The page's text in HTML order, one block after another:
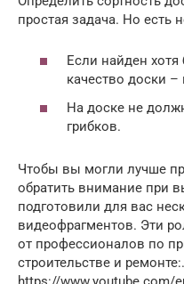
простая задача. Но есть
Если найден
качество доски
На доске не
грибков.
Чтобы вы могли лучше
обратить внимание при
подготовили для вас
видеофрагментов. Эти
от профессионалов по
строительстве и ремонте:.